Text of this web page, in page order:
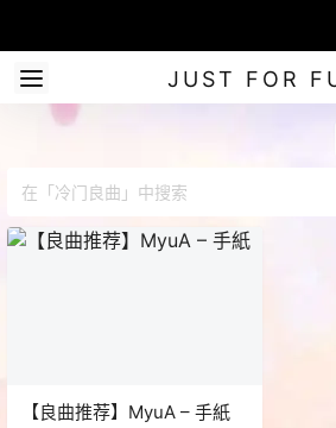
JUST FOR
【良曲推荐】MyuA – 手紙